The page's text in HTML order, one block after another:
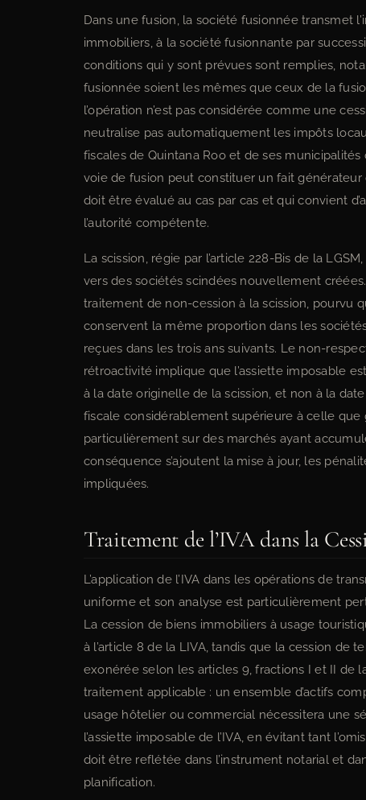
Dans une fusion, la société fusionnée transmet
immobiliers, à la société fusionnante par
conditions qui y sont prévues sont remplies,
fusionnée soient les mêmes que ceux de la
l’opération n’est pas considérée comme une
neutralise pas automatiquement les impôts
fiscales de Quintana Roo et de ses
voie de fusion peut constituer un fait générateur
doit être évalué au cas par cas et qui convient
l’autorité compétente.
La scission, régie par l’article 228-Bis de la
vers des sociétés scindées nouvellement
traitement de non-cession à la scission, pourvu
conservent la même proportion dans les
reçues dans les trois ans suivants. Le non-
rétroactivité implique que l’assiette imposable
à la date originelle de la scission, et non à la
fiscale considérablement supérieure à celle
particulièrement sur des marchés ayant
conséquence s’ajoutent la mise à jour, les
impliquées.
Traitement de l’IVA dans la
L’application de l’IVA dans les opérations de
uniforme et son analyse est particulièrement
La cession de biens immobiliers à usage
à l’article 8 de la LIVA, tandis que la cession de
exonérée selon les articles 9, fractions I et II
traitement applicable : un ensemble d’actifs
usage hôtelier ou commercial nécessitera une
l’assiette imposable de l’IVA, en évitant tant
doit être reflétée dans l’instrument notarial et
planification.